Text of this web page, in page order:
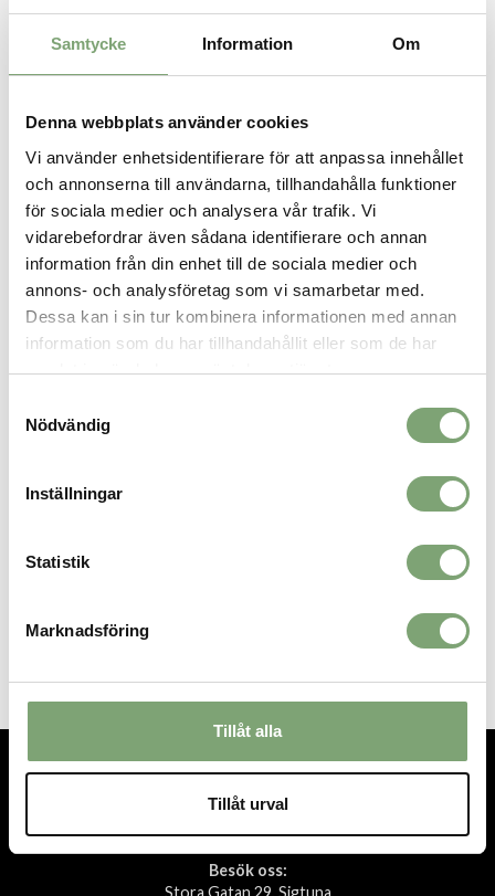
Samtycke Information Om
Denna webbplats använder cookies
Vi använder enhetsidentifierare för att anpassa innehållet
och annonserna till användarna, tillhandahålla funktioner
för sociala medier och analysera vår trafik. Vi
vidarebefordrar även sådana identifierare och annan
information från din enhet till de sociala medier och
annons- och analysföretag som vi samarbetar med.
Dessa kan i sin tur kombinera informationen med annan
information som du har tillhandahållit eller som de har
samlat in när du har använt deras tjänster.
Nödvändig
Inställningar
Statistik
Marknadsföring
Tillåt alla
Tillåt urval
säkert. Mössan är dessutom vattentät och kan fästas under
hakan med ett kardborreband. Den är PFC-fri med en
vattenavvisande finish.
Artikelnummer:
007989_3
ALTERNATIVA FÄRGER
TEL.08-592 512 13
INFO@SIGTUNASPORT.SE
Besök oss: